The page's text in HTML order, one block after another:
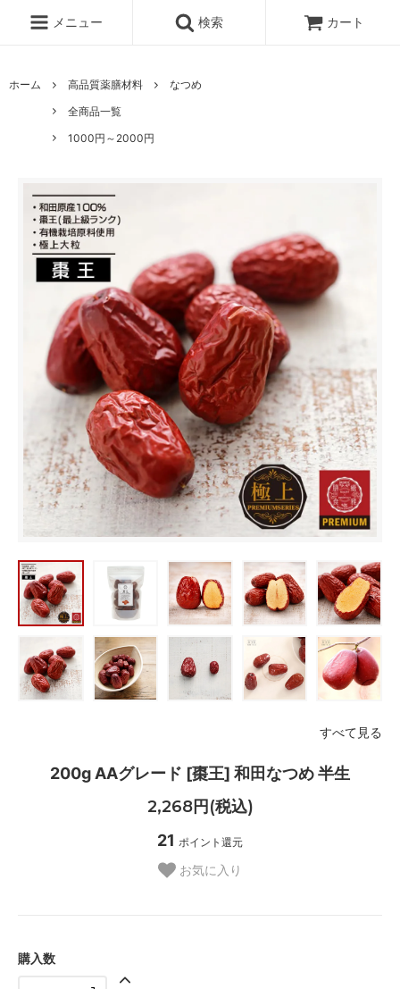
メニュー 検索 カート
ホーム 高品質薬膳材料
なつめ
全商品一覧
1000円～2000円
すべて見る
200g AAグレード [棗王] 和田なつめ 半生
2,268円(税込)
21 ポイント還元
お気に入り
購入数